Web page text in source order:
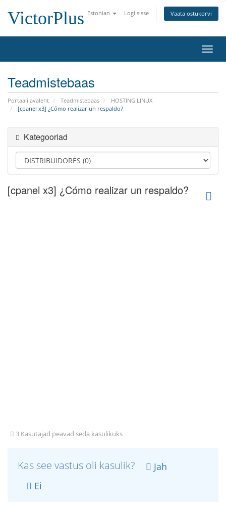
Estonian Logi sisse Vaata ostukorvi
VictorPlus
Teadmistebaas
Portaali avaleht Teadmistebaas
HOSTING LINUX
[cpanel x3] ¿Cómo realizar un respaldo?
Kategooriad
[cpanel x3] ¿Cómo realizar un respaldo?
3 Kasutajad peavad seda kasulikuks
Kas see vastus oli kasulik?
Jah
Ei